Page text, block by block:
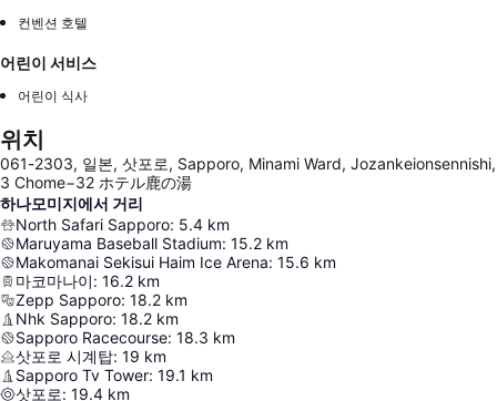
컨벤션 호텔
어린이 서비스
어린이 식사
위치
061-2303, 일본, 삿포로, Sapporo, Minami Ward, Jozankeionsennishi,
3 Chome−32 ホテル鹿の湯
하나모미지에서 거리
North Safari Sapporo: 5.4 km
Maruyama Baseball Stadium: 15.2 km
Makomanai Sekisui Haim Ice Arena: 15.6 km
마코마나이: 16.2 km
Zepp Sapporo: 18.2 km
Nhk Sapporo: 18.2 km
Sapporo Racecourse: 18.3 km
삿포로 시계탑: 19 km
Sapporo Tv Tower: 19.1 km
삿포로: 19.4 km